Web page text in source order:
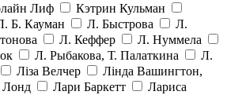
Лиф
Кэтрин Кульман
Б. Кауман Л. Быстрова
Л.
Л. Кеффер
Л. Нуммела
Л. Рыбакова, Т. Палаткина
Л.
Ліза Велчер
Лінда Вашингтон,
Лонд Лари Баркетт
Лариса